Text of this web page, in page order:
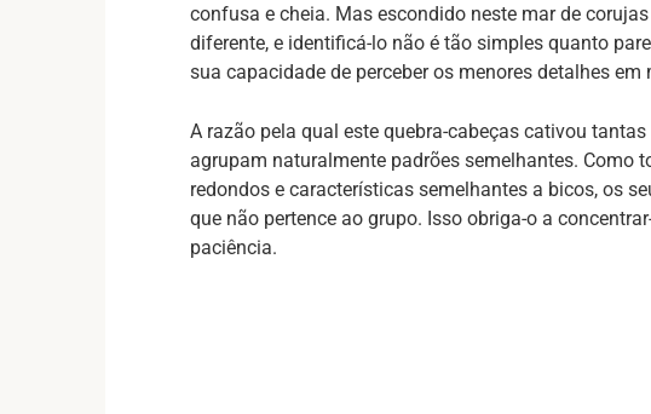
confusa e cheia. Mas escondido neste mar de
diferente, e identificá-lo não é tão simples quanto
sua capacidade de perceber os menores detalhes
A razão pela qual este quebra-cabeças cativou
agrupam naturalmente padrões semelhantes. Como
redondos e características semelhantes a bicos, os
que não pertence ao grupo. Isso obriga-o a
paciência.